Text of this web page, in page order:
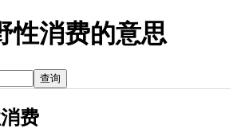
性消费的意思
查询
费